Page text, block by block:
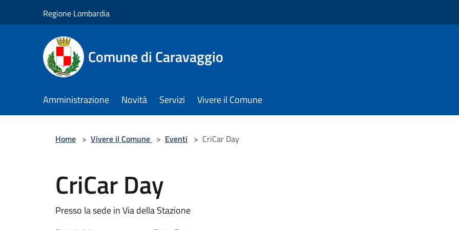
Regione Lombardia
Comune di Caravaggio
Amministrazione Novità Servizi Vivere il Comune
Home > Vivere il Comune > Eventi > CriCar Day
CriCar Day
Presso la sede in Via della Stazione